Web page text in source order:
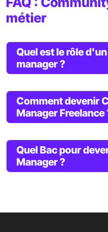
métier
Quel est le rôle
manager ?
Comment devenir
Manager Freelance
Quel Bac pour
Manager ?